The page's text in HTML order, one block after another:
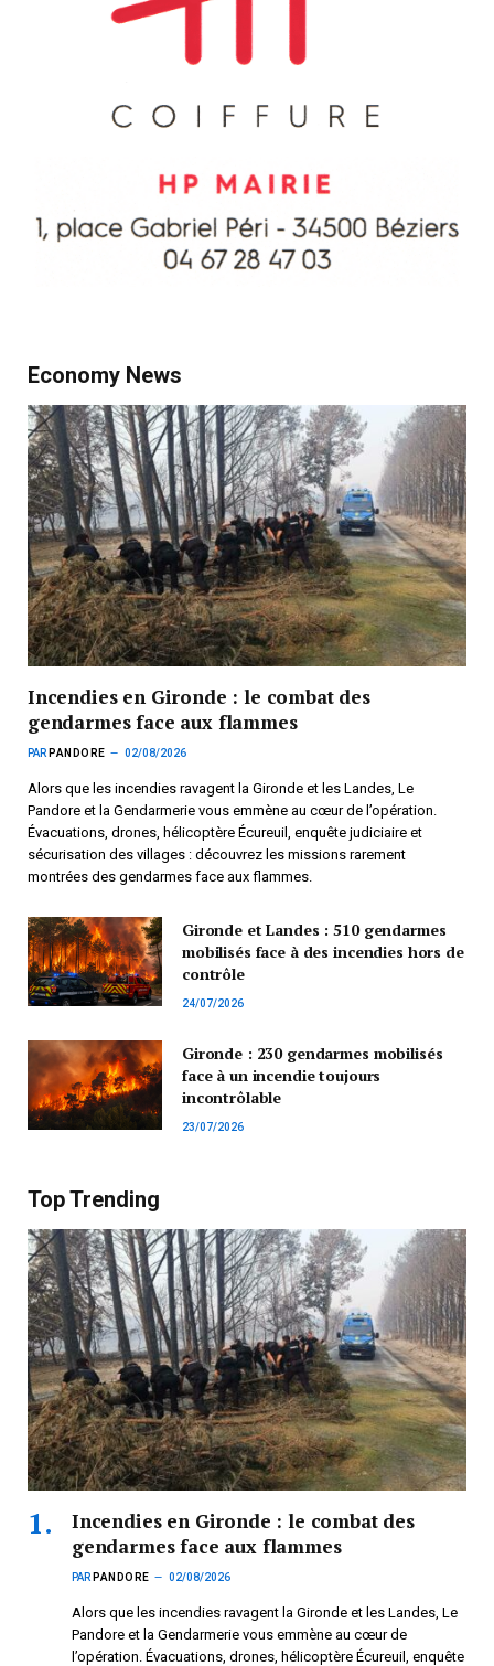
Economy News
Incendies en Gironde : le combat des
gendarmes face aux flammes
PAR PANDORE 02/08/2026
Alors que les incendies ravagent la Gironde et les Landes, Le
Pandore et la Gendarmerie vous emmène au cœur de l’opération.
Évacuations, drones, hélicoptère Écureuil, enquête judiciaire et
sécurisation des villages : découvrez les missions rarement
montrées des gendarmes face aux flammes.
Gironde et Landes : 510 gendarmes
mobilisés face à des incendies hors de
contrôle
24/07/2026
Gironde : 230 gendarmes mobilisés
face à un incendie toujours
incontrôlable
23/07/2026
Top Trending
Incendies en Gironde : le combat des
gendarmes face aux flammes
PAR PANDORE 02/08/2026
Alors que les incendies ravagent la Gironde et les Landes, Le
Pandore et la Gendarmerie vous emmène au cœur de
l’opération. Évacuations, drones, hélicoptère Écureuil, enquête